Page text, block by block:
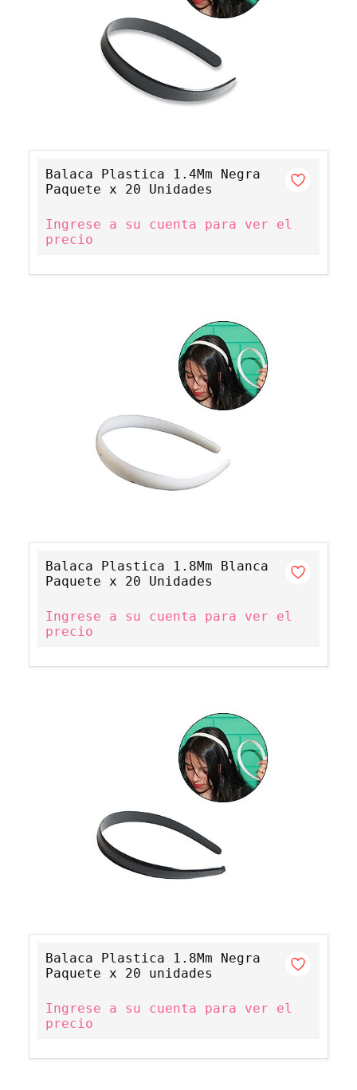
Balaca Plastica 1.4Mm Negra
Paquete x 20 Unidades
Ingrese a su cuenta para ver el
precio
Balaca Plastica 1.8Mm Blanca
Paquete x 20 Unidades
Ingrese a su cuenta para ver el
precio
Balaca Plastica 1.8Mm Negra
Paquete x 20 unidades
Ingrese a su cuenta para ver el
precio